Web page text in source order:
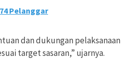
Pelanggar
dan dukungan pelaksanaan
target sasaran,” ujarnya.